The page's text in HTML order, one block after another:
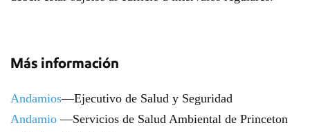
Más información
Andamios—Ejecutivo de Salud y Seguridad
Andamio —Servicios de Salud Ambiental de Princeton